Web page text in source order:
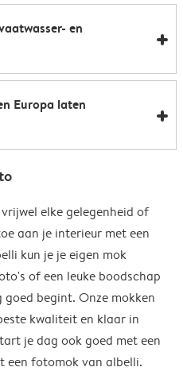
van stijlvolle
de afmetingen 8,2 x 9,5
ml.
en
foto mokken
als in de magnetron.
drinken, je drank
de afwas opnieuw
hierop zijn onze
magische
te behouden.
Europa laten
en worden deze tijdens
buiten de EU geen
van het land omvatten,
en douanekosten. Wij
deze kosten. Je kunt
douane-autoriteiten
moeten worden betaald
elke gelegenheid of
aan je interieur met een
kun je je eigen mok
of een leuke boodschap
begint. Onze mokken
kwaliteit en klaar in
je dag ook goed met een
een fotomok van albelli.